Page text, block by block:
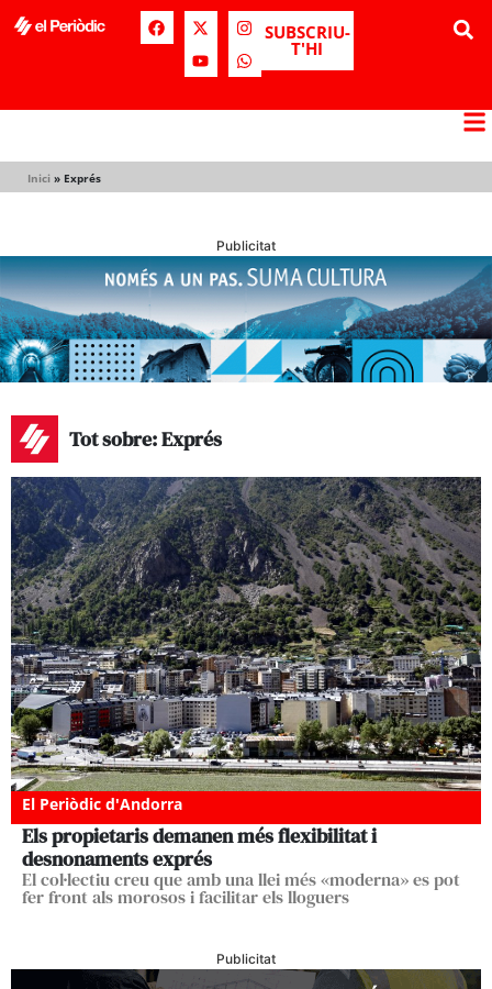
SUBSCRIU-
T'HI
Inici » Exprés
Publicitat
Tot sobre: Exprés
El Periòdic d'Andorra
Els propietaris demanen més flexibilitat i
desnonaments exprés
El col·lectiu creu que amb una llei més «moderna» es pot
fer front als morosos i facilitar els lloguers
Publicitat